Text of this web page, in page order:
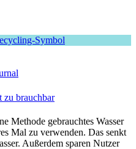
zu brauchbar
Methode gebrauchtes Wasser
Mal zu verwenden. Das senkt
Außerdem sparen Nutzer